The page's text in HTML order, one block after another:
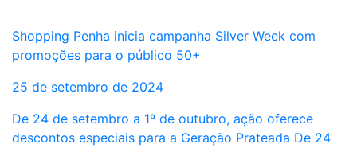
Shopping Penha inicia campanha Silver Week com
promoções para o público 50+
25 de setembro de 2024
De 24 de setembro a 1º de outubro, ação oferece
descontos especiais para a Geração Prateada De 24